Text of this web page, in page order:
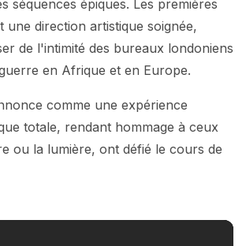
séquences épiques. Les premières
une direction artistique soignée,
de l'intimité des bureaux londoniens
en Afrique et en Europe.
comme une expérience
totale, rendant hommage à ceux
ou la lumière, ont défié le cours de